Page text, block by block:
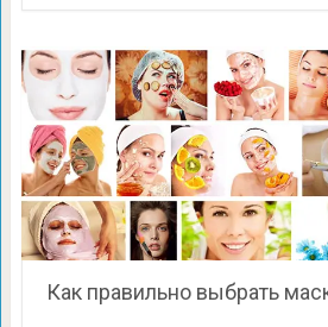
Как правильно выбрать